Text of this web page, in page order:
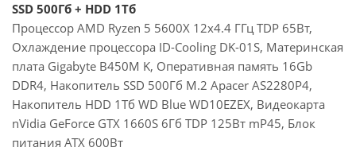
SSD 500Гб + HDD 1Тб
Процессор AMD Ryzen 5 5600X 12x4.4 ГГц TDP 65Вт,
Охлаждение процессора ID-Cooling DK-01S, Материнская
плата Gigabyte B450M K, Оперативная память 16Gb
DDR4, Накопитель SSD 500Гб M.2 Apacer AS2280P4,
Накопитель HDD 1Тб WD Blue WD10EZEX, Видеокарта
nVidia GeForce GTX 1660S 6Гб TDP 125Вт mP45, Блок
питания ATX 600Вт